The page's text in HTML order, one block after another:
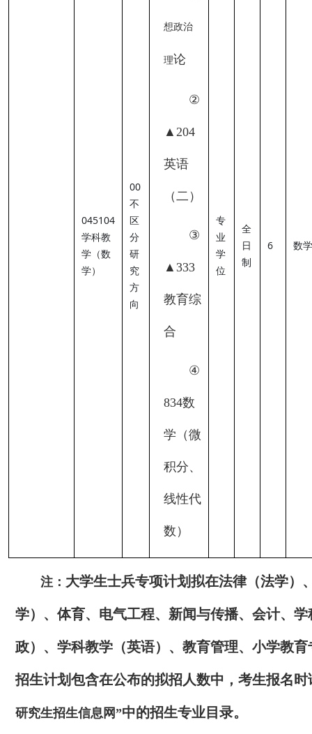
045104
学科教
学（数
学）
00
不
区
分
研
究
方
向
想政治
理论
②
▲ 204
英语
（二）
③
▲ 333
教育综
合
④
834数
学（微
积分、
线性代
数）
专
业
学
位
全
日
制
6 数
注： 大学生士兵专项计划拟在法律（法学）
学）、体育、电气工程、新闻与传播、会计、学
政）、学科教学（英语）、教育管理、小学教
招生计划包含在公布的拟招人数中，考生报名时
研究生招生信息网”中的招生专业目录。